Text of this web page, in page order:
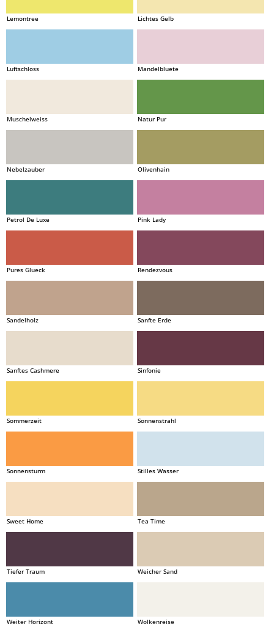
Lemontree Lichtes Gelb
Luftschloss Mandelbluete
Muschelweiss Natur Pur
Nebelzauber Olivenhain
Petrol De Luxe Pink Lady
Pures Glueck Rendezvous
Sandelholz Sanfte Erde
Sanftes Cashmere Sinfonie
Sommerzeit Sonnenstrahl
Sonnensturm Stilles Wasser
Sweet Home Tea Time
Tiefer Traum Weicher Sand
Weiter Horizont Wolkenreise